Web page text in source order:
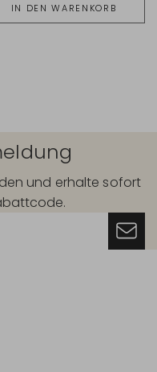
IN DEN WARENKORB
und erhalte sofort